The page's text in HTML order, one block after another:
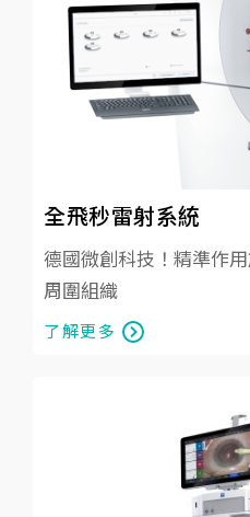
全飛秒雷射系統
德國微創科技！精準作
周圍組織
了解更多